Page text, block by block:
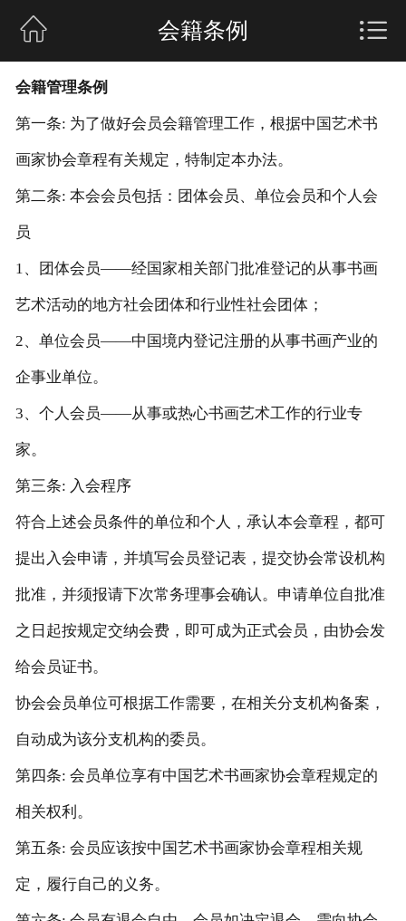
媒体报道
协会典籍
书画润格
 会籍条例 
会籍管理条例
第一条: 为了做好会员会籍管理工作，根据中国艺术书
画家协会章程有关规定，特制定本办法。
第二条: 本会会员包括：团体会员、单位会员和个人会
员
1、团体会员——经国家相关部门批准登记的从事书画
艺术活动的地方社会团体和行业性社会团体；
2、单位会员——中国境内登记注册的从事书画产业的
企事业单位。
3、个人会员——从事或热心书画艺术工作的行业专
家。
第三条: 入会程序
符合上述会员条件的单位和个人，承认本会章程，都可
提出入会申请，并填写会员登记表，提交协会常设机构
批准，并须报请下次常务理事会确认。申请单位自批准
之日起按规定交纳会费，即可成为正式会员，由协会发
给会员证书。
协会会员单位可根据工作需要，在相关分支机构备案，
自动成为该分支机构的委员。
第四条: 会员单位享有中国艺术书画家协会章程规定的
相关权利。
第五条: 会员应该按中国艺术书画家协会章程相关规
定，履行自己的义务。